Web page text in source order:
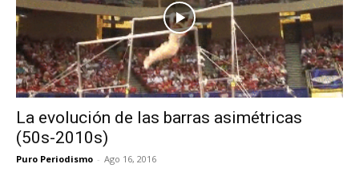
La evolución de las barras asimétricas
(50s-2010s)
Puro Periodismo - Ago 16, 2016